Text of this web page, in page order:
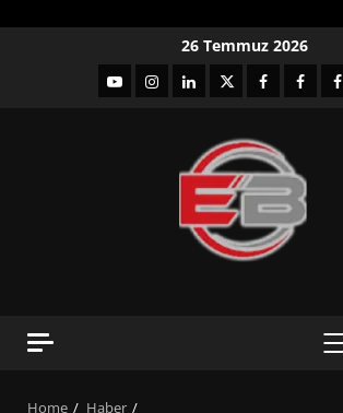
26 Temmuz 2026
YouTubeInstagram
LinkedIntwitterfacebook-
Home
Haber